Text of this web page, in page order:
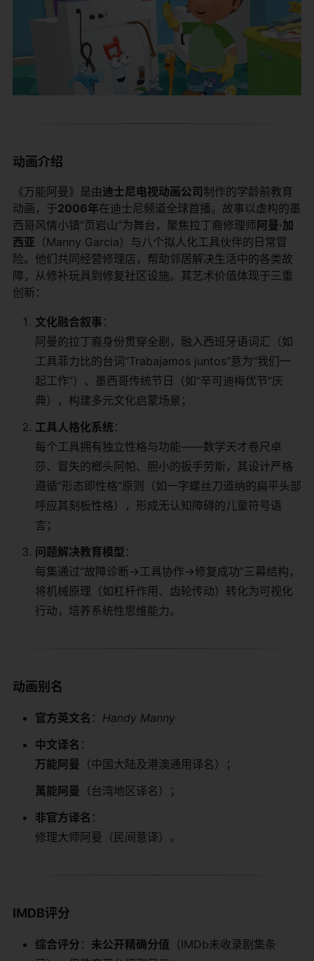
​动画介绍​
《万能阿曼》是由​​迪士尼电视动画公司​ ​制作的学龄前教育
动画，于​​2006年​​在迪士尼频道全球首播。故事以虚构的墨
西哥风情小镇“页岩山”为舞台，聚焦拉丁裔修理师​ ​阿曼·加
西亚​ ​（Manny Garcia）与八个拟人化工具伙伴的日常冒
险。他们共同经营修理店，帮助邻居解决生活中的各类故
障，从修补玩具到修复社区设施。其艺术价值体现于三重
创新：
​文化融合叙事​ ​：
阿曼的拉丁裔身份贯穿全剧，融入西班牙语词汇（如
工具菲力比的台词“Trabajamos juntos”意为“我们一
起工作”）、墨西哥传统节日（如“辛可迪梅优节”庆
典），构建多元文化启蒙场景；
​工具人格化系统​ ​：
每个工具拥有独立性格与功能——数学天才卷尺卓
莎、冒失的榔头阿帕、胆小的扳手劳斯，其设计严格
遵循“形态即性格”原则（如一字螺丝刀道纳的扁平头部
呼应其刻板性格），形成无认知障碍的儿童符号语
言；
​问题解决教育模型​ ​：
每集通过“故障诊断→工具协作→修复成功”三幕结构，
将机械原理（如杠杆作用、齿轮传动）转化为可视化
行动，培养系统性思维能力。
​动画别名​
​官方英文名​ ​： Handy Manny
​中文译名​ ​：
​万能阿曼​ ​（中国大陆及港澳通用译名）；
​萬能阿曼​ ​（台湾地区译名）；
​非官方译名​ ​：
修理大师阿曼（民间意译）。
​IMDB评分​
​综合评分​ ​：​ ​未公开精确分值​ ​（IMDb未收录剧集条